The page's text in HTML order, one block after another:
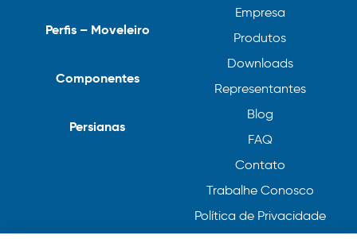
Empresa
Produtos
Downloads
Representantes
Blog
FAQ
Contato
Trabalhe Conosco
Política de Privacidade
Perfis – Moveleiro
Componentes
Persianas